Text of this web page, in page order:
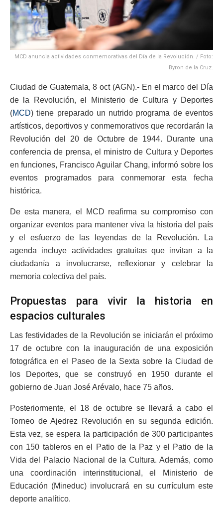
MCD anuncia actividades conmemorativas del Día de la Revolución. / Foto:
Byron de la Cruz.
Ciudad de Guatemala, 8 oct (AGN).- En el marco del Día
de la Revolución, el Ministerio de Cultura y Deportes
(MCD) tiene preparado un nutrido programa de eventos
artísticos, deportivos y conmemorativos que recordarán la
Revolución del 20 de Octubre de 1944. Durante una
conferencia de prensa, el ministro de Cultura y Deportes
en funciones, Francisco Aguilar Chang, informó sobre los
eventos programados para conmemorar esta fecha
histórica.
De esta manera, el MCD reafirma su compromiso con
organizar eventos para mantener viva la historia del país
y el esfuerzo de las leyendas de la Revolución. La
agenda incluye actividades gratuitas que invitan a la
ciudadanía a involucrarse, reflexionar y celebrar la
memoria colectiva del país.
Propuestas para vivir la historia en
espacios culturales
Las festividades de la Revolución se iniciarán el próximo
17 de octubre con la inauguración de una exposición
fotográfica en el Paseo de la Sexta sobre la Ciudad de
los Deportes, que se construyó en 1950 durante el
gobierno de Juan José Arévalo, hace 75 años.
Posteriormente, el 18 de octubre se llevará a cabo el
Torneo de Ajedrez Revolución en su segunda edición.
Esta vez, se espera la participación de 300 participantes
con 150 tableros en el Patio de la Paz y el Patio de la
Vida del Palacio Nacional de la Cultura. Además, como
una coordinación interinstitucional, el Ministerio de
Educación (Mineduc) involucrará en su currículum este
deporte analítico.